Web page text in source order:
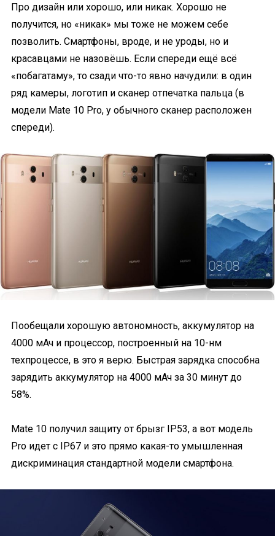
Про дизайн или хорошо, или никак. Хорошо не
получится, но «никак» мы тоже не можем себе
позволить. Смартфоны, вроде, и не уроды, но и
красавцами не назовёшь. Если спереди ещё всё
«побагатаму», то сзади что-то явно начудили: в один
ряд камеры, логотип и сканер отпечатка пальца (в
модели Mate 10 Pro, у обычного сканер расположен
cпереди).
Пообещали хорошую автономность, аккумулятор на
4000 мАч и процессор, построенный на 10-нм
техпроцессе, в это я верю. Быстрая зарядка способна
зарядить аккумулятор на 4000 мАч за 30 минут до
58%.
Mate 10 получил защиту от брызг IP53, а вот модель
Pro идет с IP67 и это прямо какая-то умышленная
дискриминация стандартной модели смартфона.